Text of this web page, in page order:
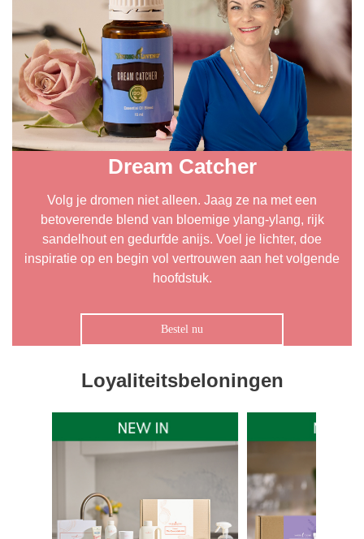
Dream Catcher
Volg je dromen niet alleen. Jaag ze na met een
betoverende blend van bloemige ylang-ylang, rijk
sandelhout en gedurfde anijs. Voel je lichter, doe
inspiratie op en begin vol vertrouwen aan het volgende
hoofdstuk.
Bestel nu
Loyaliteitsbeloningen